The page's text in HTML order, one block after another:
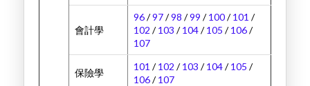
會計學
96/97/98 /99 /100/101 /
102 /103 /104/105 /106/
107
保險學
101 /102 /103 /104/105 /
106/107